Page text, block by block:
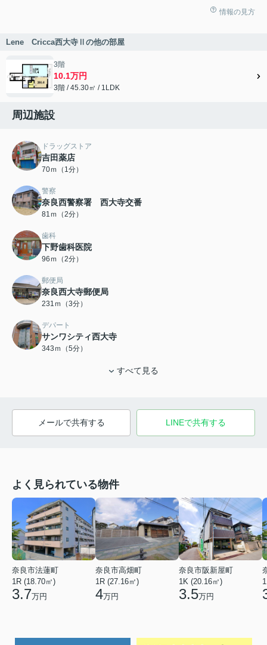
情報の見方
Lene Cricca西大寺Ⅱの他の部屋
3階
10.1万円
3階 / 45.30㎡ / 1LDK
周辺施設
ドラッグストア
吉田薬店
70ｍ（1分）
警察
奈良西警察署 西大寺交番
81ｍ（2分）
歯科
下野歯科医院
96ｍ（2分）
郵便局
奈良西大寺郵便局
231ｍ（3分）
デパート
サンワシティ西大寺
343ｍ（5分）
すべて見る
メールで共有する LINEで共有する
よく見られている物件
奈良市法蓮町
1R (18.70㎡)
3.7万円
奈良市高畑町
1R (27.16㎡)
4万円
奈良市阪新屋町
1K (20.16㎡)
3.5万円